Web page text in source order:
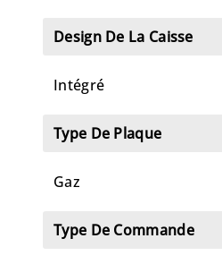
Design De La Caisse
Intégré
Type De Plaque
Gaz
Type De Commande